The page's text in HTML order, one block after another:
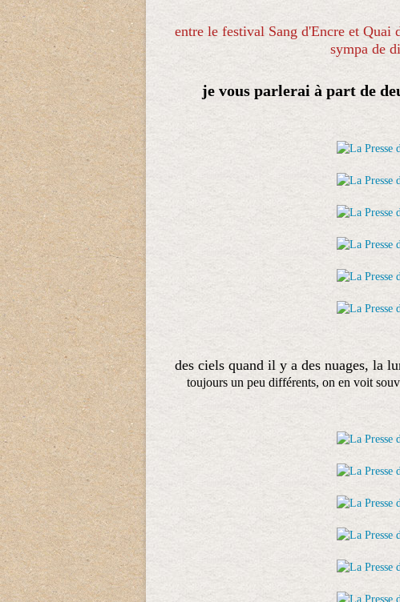
entre le festival Sang d'Encre et Quai
sympa de
je vous parlerai à part de
des ciels quand il y a des nuages, la
toujours un peu différents, on en voit